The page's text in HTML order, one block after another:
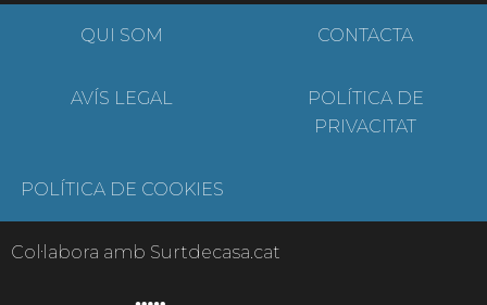
QUI SOM CONTACTA
AVÍS LEGAL
POLÍTICA DE
PRIVACITAT
POLÍTICA DE COOKIES
Col·labora amb Surtdecasa.cat